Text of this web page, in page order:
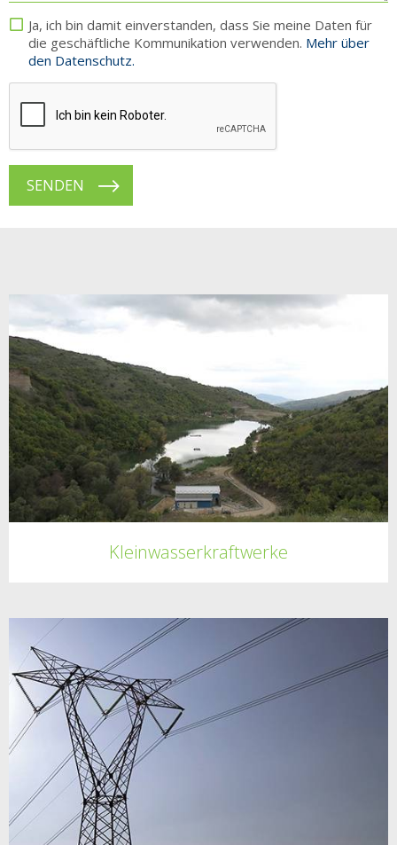
Ja, ich bin damit einverstanden, dass Sie meine Daten für
die geschäftliche Kommunikation verwenden. Mehr über
den Datenschutz.
SENDEN
Kleinwasserkraftwerke